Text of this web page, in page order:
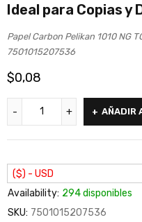
Ideal para Copias y
Papel Carbon Pelikan 1010 NG
7501015207536
$0,08
AÑADIR
($) - USD
Availability: 294 disponibles
SKU: 7501015207536